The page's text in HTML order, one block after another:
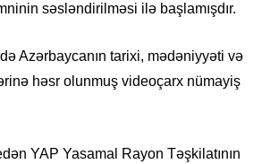
səsləndirilməsi ilə başlamışdır.
Azərbaycanın tarixi, mədəniyyəti və
həsr olunmuş videoçarx nümayiş
YAP Yasamal Rayon Təşkilatının